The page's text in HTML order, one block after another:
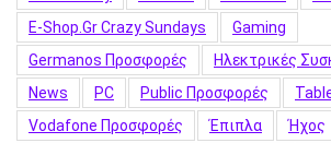
E-Shop.gr Crazy Sundays
Gaming
Germanos Προσφορές
Hλεκτρικές
News
PC Public Προσφορές
Vodafone Προσφορές
Έπιπλα
Ήχος